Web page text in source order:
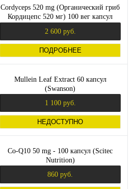
Cordyceps 520 mg (Органический гриб
Кордицепс 520 мг) 100 вег капсул
2 600 руб.
ПОДРОБНЕЕ
Mullein Leaf Extract 60 капсул
(Swanson)
1 100 руб.
НЕДОСТУПНО
Co-Q10 50 mg - 100 капсул (Scitec
Nutrition)
860 руб.